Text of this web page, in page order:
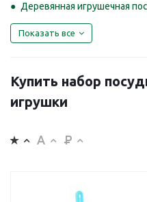
Деревянная игрушечная
Показать все
Купить набор
игрушки